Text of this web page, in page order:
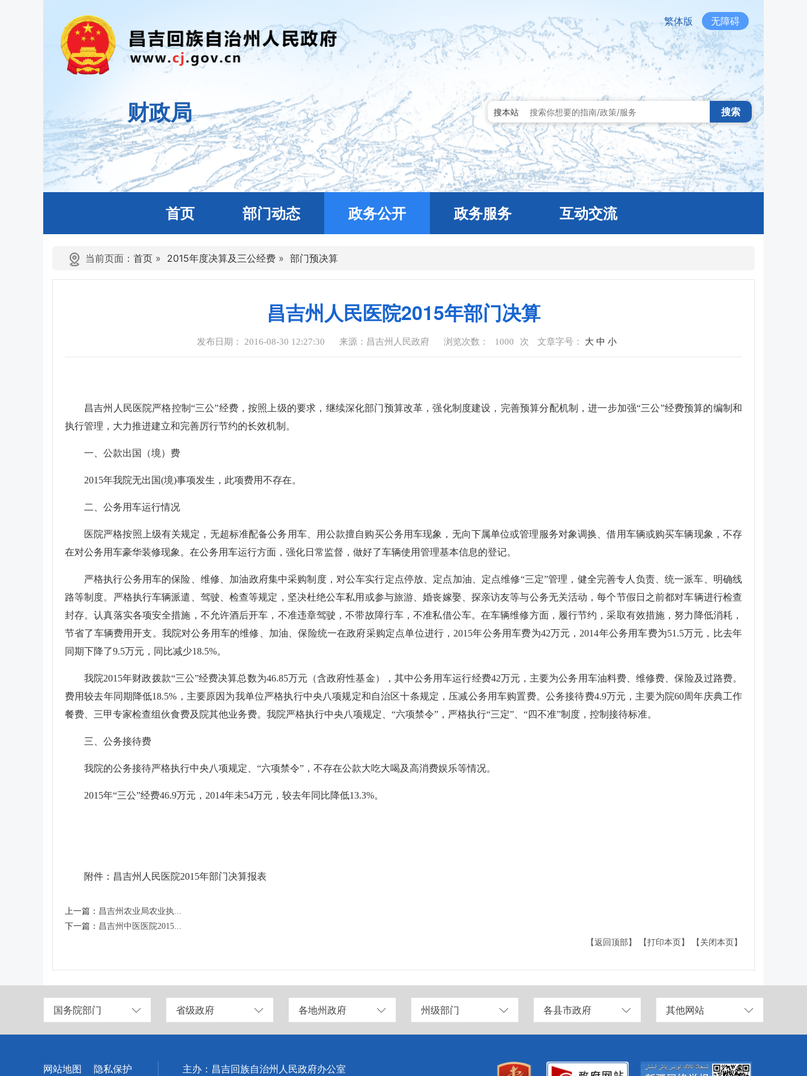
繁体版 无障碍
财政局 搜本站 搜索
首页 部门动态 政务公开 政务服务 互动交流
当前页面： 首页 » 2015年度决算及三公经费 » 部门预决算
昌吉州人民医院2015年部门决算
发布日期： 2016-08-30 12:27:30 来源：昌吉州人民政府 浏览次数： 1000 次 文章字号： 大 中 小
昌吉州人民医院严格控制“三公”经费，按照上级的要求，继续深化部门预算改革，强化制度建设，完善预算分配机制，进一步加强“三公”经费预算的编制和
执行管理，大力推进建立和完善厉行节约的长效机制。
一、公款出国（境）费
2015年我院无出国(境)事项发生，此项费用不存在。
二、公务用车运行情况
医院严格按照上级有关规定，无超标准配备公务用车、用公款擅自购买公务用车现象，无向下属单位或管理服务对象调换、借用车辆或购买车辆现象，不存
在对公务用车豪华装修现象。在公务用车运行方面，强化日常监督，做好了车辆使用管理基本信息的登记。
严格执行公务用车的保险、维修、加油政府集中采购制度，对公车实行定点停放、定点加油、定点维修“三定”管理，健全完善专人负责、统一派车、明确线
路等制度。严格执行车辆派遣、驾驶、检查等规定，坚决杜绝公车私用或参与旅游、婚丧嫁娶、探亲访友等与公务无关活动，每个节假日之前都对车辆进行检查
封存。认真落实各项安全措施，不允许酒后开车，不准违章驾驶，不带故障行车，不准私借公车。在车辆维修方面，履行节约，采取有效措施，努力降低消耗，
节省了车辆费用开支。我院对公务用车的维修、加油、保险统一在政府采购定点单位进行， 2015年公务用车费为42万元， 2014年公务用车费为51.5万元，比去年
同期下降了9.5万元，同比减少18.5%。
我院2015年财政拨款“三公”经费决算总数为46.85万元（含政府性基金），其中公务用车运行经费42万元，主要为公务用车油料费、维修费、保险及过路费。
费用较去年同期降低18.5% ，主要原因为我单位严格执行中央八项规定和自治区十条规定，压减公务用车购置费。公务接待费4.9万元，主要为院60周年庆典工作
餐费、三甲专家检查组伙食费及院其他业务费。我院严格执行中央八项规定、“六项禁令”，严格执行“三定”、“四不准”制度，控制接待标准。
三、公务接待费
我院的公务接待严格执行中央八项规定、“六项禁令”，不存在公款大吃大喝及高消费娱乐等情况。
2015年“三公”经费46.9万元， 2014年未54万元，较去年同比降低13.3%。
附件： 昌吉州人民医院2015年部门决算报表
上一篇： 昌吉州农业局农业执...
下一篇： 昌吉州中医医院2015...
【返回顶部】
【打印本页】 【关闭本页】
国务院部门 省级政府 各地州政府 州级部门 各县市政府 其他网站
网站地图 隐私保护 主办：昌吉回族自治州人民政府办公室